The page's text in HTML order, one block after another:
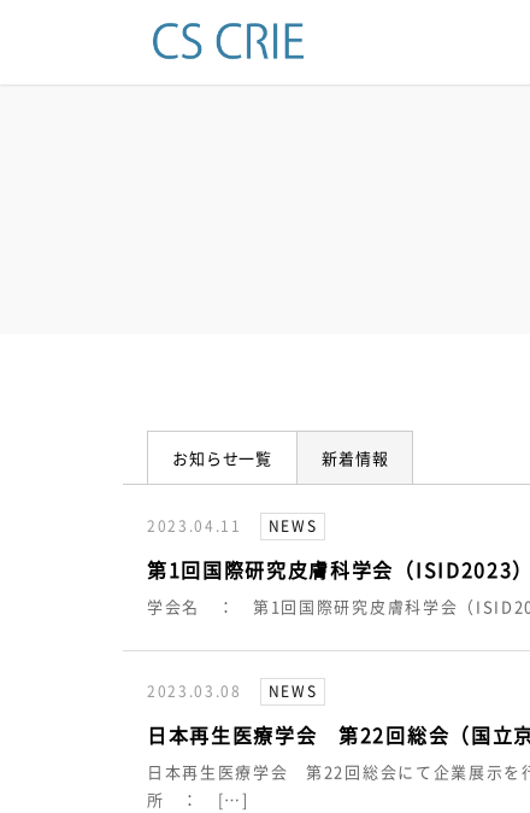
お知らせ一覧 新着情報
2023.04.11 NEWS
第1回国際研究皮膚科学会（ISID2023
学会名 ： 第1回国際研究皮膚科学会（
2023.03.08 NEWS
日本再生医療学会 第22回総会（国立
日本再生医療学会 第22回総会にて企業展示
所 ： […]